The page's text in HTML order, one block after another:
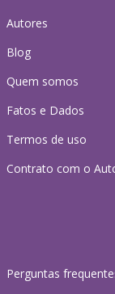
Autores
Blog
Quem somos
Fatos e Dados
Termos de uso
Contrato com o
Perguntas